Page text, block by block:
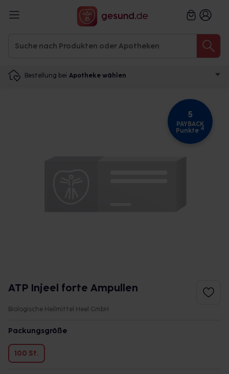
Bestellung bei Apotheke wählen
5
PAYBACK
Punkte 4
ATP Injeel forte Ampullen
Biologische Heilmittel Heel GmbH
Packungsgröße
100 St.